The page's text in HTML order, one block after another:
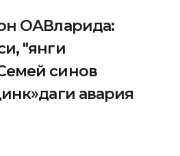
ОАВларида:
"янги
синов
авария